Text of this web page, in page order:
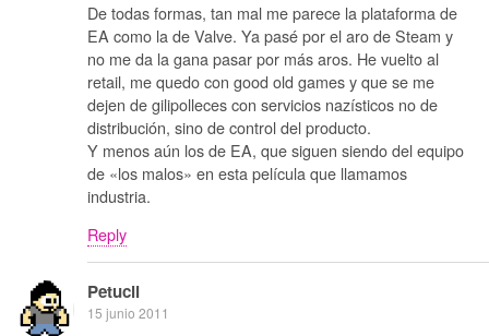
De todas formas, tan mal me parece la plataforma de
EA como la de Valve. Ya pasé por el aro de Steam y
no me da la gana pasar por más aros. He vuelto al
retail, me quedo con good old games y que se me
dejen de gilipolleces con servicios nazísticos no de
distribución, sino de control del producto.
Y menos aún los de EA, que siguen siendo del equipo
de «los malos» en esta película que llamamos
industria.
Reply
Petucli
15 junio 2011